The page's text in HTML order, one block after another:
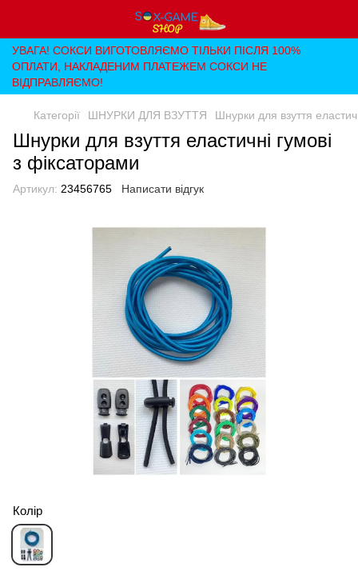
УВАГА! СОКСИ ВИГОТОВЛЯЄМО ТІЛЬКИ ПІСЛЯ 100%
ОПЛАТИ, НАКЛАДЕНИМ ПЛАТЕЖЕМ СОКСИ НЕ
ВІДПРАВЛЯЄМО!
Категорії ШНУРКИ ДЛЯ ВЗУТТЯ Шнурки для взуття
Шнурки для взуття еластичні гумові
з фіксаторами
Артикул: 23456765 Написати відгук
Колір